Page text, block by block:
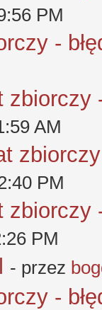
PM
-
AM
PM
PM
- przez
-